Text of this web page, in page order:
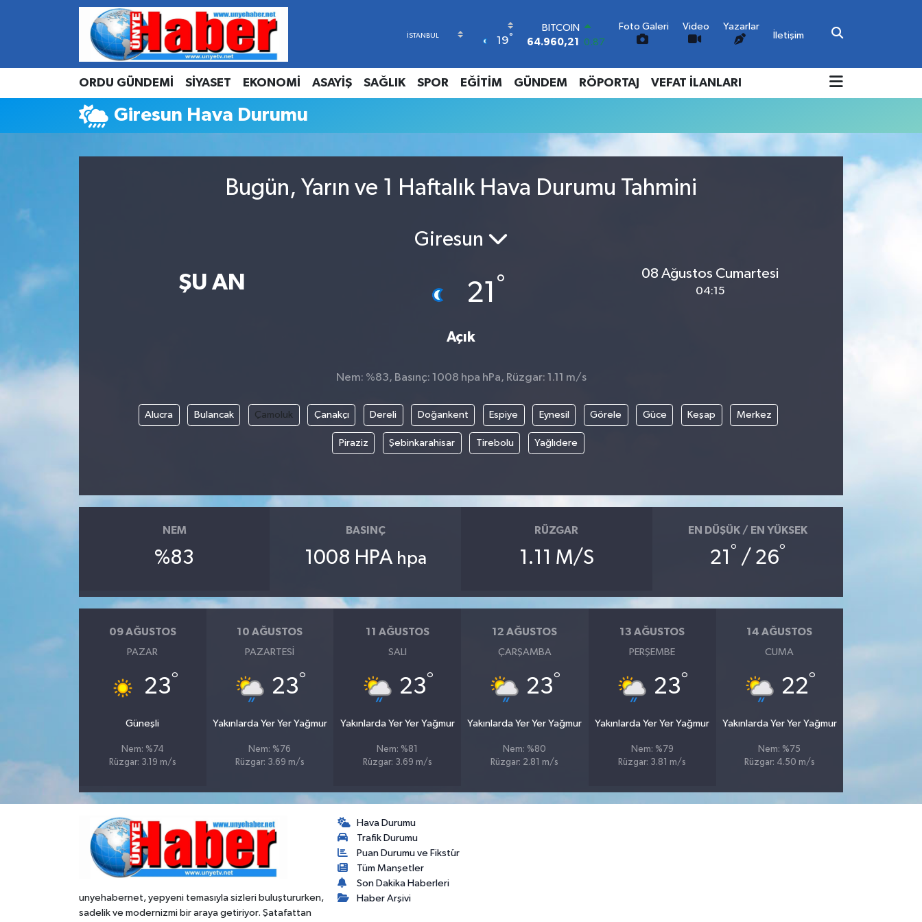
19°
BITCOIN
64.960,21
0.87
47,7436 0.18
EURO
55,2510 0.32
GRAM ALTIN
6660.55 0.03
13.779
-14
Foto Galeri Video
Yazarlar
İletişim
ORDU GÜNDEMİ SİYASET EKONOMİ ASAYİŞ SAĞLIK SPOR EĞİTİM GÜNDEM RÖPORTAJ VEFAT İLANLARI
Giresun Hava Durumu
Bugün, Yarın ve 1 Haftalık Hava Durumu Tahmini
ŞU AN
Giresun
21 °
Açık
08 Ağustos Cumartesi
04:15
Nem: %83, Basınç: 1008 hpa hPa, Rüzgar: 1.11 m/s
Alucra Bulancak Çamoluk Çanakçı Dereli Doğankent Espiye Eynesil Görele Güce Keşap Merkez
Piraziz Şebinkarahisar Tirebolu Yağlıdere
NEM
%83
BASINÇ
1008 HPA hpa
RÜZGAR
1.11 M/S
EN DÜŞÜK / EN YÜKSEK
21 ° / 26°
09 AĞUSTOS
PAZAR
23°
Güneşli
Nem: %74
Rüzgar: 3.19 m/s
10 AĞUSTOS
PAZARTESI
23°
Yakınlarda Yer Yer Yağmur
Nem: %76
Rüzgar: 3.69 m/s
11 AĞUSTOS
SALI
23°
Yakınlarda Yer Yer Yağmur
Nem: %81
Rüzgar: 3.69 m/s
12 AĞUSTOS
ÇARŞAMBA
23°
Yakınlarda Yer Yer Yağmur
Nem: %80
Rüzgar: 2.81 m/s
13 AĞUSTOS
PERŞEMBE
23°
Yakınlarda Yer Yer Yağmur
Nem: %79
Rüzgar: 3.81 m/s
14 AĞUSTOS
CUMA
22°
Yakınlarda Yer Yer Yağmur
Nem: %75
Rüzgar: 4.50 m/s
unyehabernet, yepyeni temasıyla sizleri buluştururken,
sadelik ve modernizmi bir araya getiriyor. Şatafattan
Hava Durumu
Trafik Durumu
Puan Durumu ve Fikstür
Tüm Manşetler
Son Dakika Haberleri
Haber Arşivi
Hava Durumu
Trafik Durumu
Süper Lig Puan Durumu ve Fikstür
Tüm Manşetler